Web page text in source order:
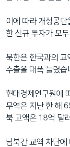
이에 따라 개성공단
한 신규 투자가 모
북한은 한국과의 교
수출을 대폭 늘렸습
현대경제연구원에
무역은 지난 한 해
북 교액은 18억 달
남북간 교역 차단